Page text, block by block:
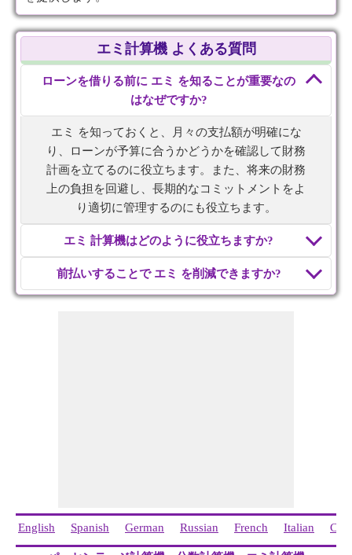
エミ計算機 よくある質問
ローンを借りる前に エミ を知ることが重要なの
はなぜですか?
エミ を知っておくと、月々の支払額が明確にな
り、ローンが予算に合うかどうかを確認して財務
計画を立てるのに役立ちます。また、将来の財務
上の負担を回避し、長期的なコミットメントをよ
り適切に管理するのにも役立ちます。
エミ 計算機はどのように役立ちますか?
前払いすることで エミ を削減できますか?
English Spanish German Russian French Italian